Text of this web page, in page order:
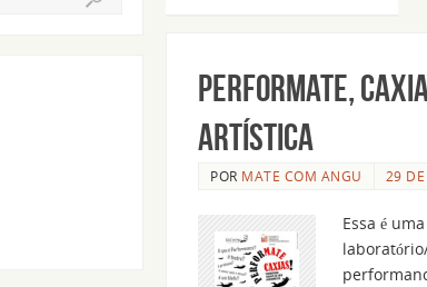
PerforMATE,
artística
POR MATE COM ANGU 29
Essa é